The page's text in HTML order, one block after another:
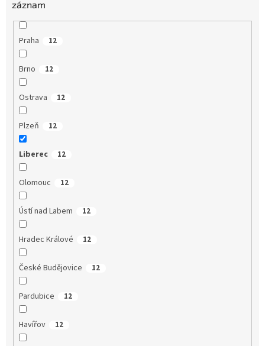
záznam
Praha 12
Brno 12
Ostrava 12
Plzeň 12
Liberec 12
Olomouc 12
Ústí nad Labem 12
Hradec Králové 12
České Budějovice 12
Pardubice 12
Havířov 12